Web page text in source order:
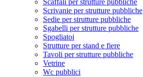
Scaffali per strutture pubbliche
Scrivanie per strutture pubbliche
Sedie per strutture pubbliche
Sgabelli per strutture pubbliche
Spogliatoi
Strutture per stand e fiere
Tavoli per strutture pubbliche
Vetrine
Wc pubblici